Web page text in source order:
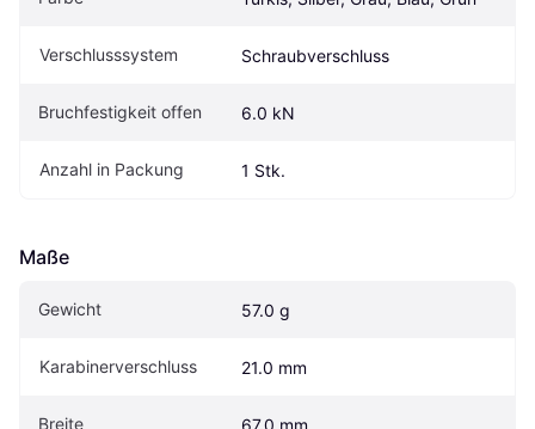
Verschlusssystem Schraubverschluss
Bruchfestigkeit offen 6.0 kN
Anzahl in Packung 1 Stk.
Maße
Gewicht 57.0 g
Karabinerverschluss 21.0 mm
Breite 67.0 mm